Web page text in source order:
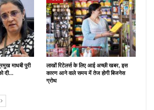
माधबी पुरी
दी…
लाखों रिटेलर्स के लिए आई अच्छी खबर, इस
कारण आने वाले समय में तेज होगी बिजनेस
ग्रोथ